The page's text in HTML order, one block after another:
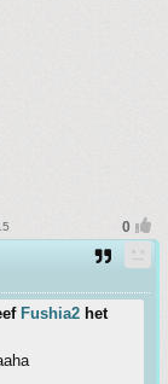
Fushia2 het